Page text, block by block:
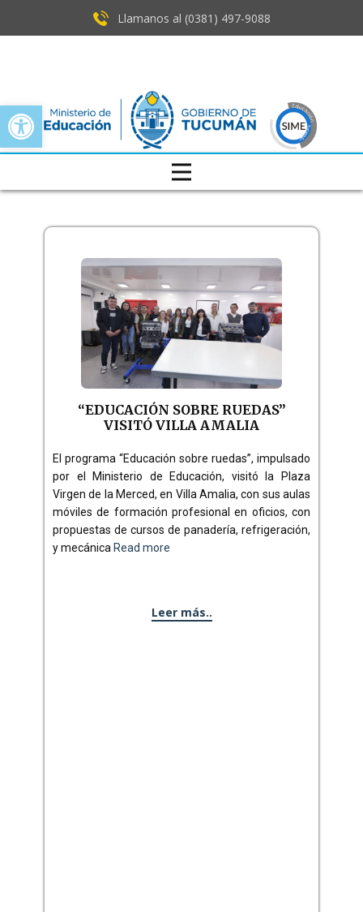
Open toolbar
Llamanos al (0381) ​497-9088
“EDUCACIÓN SOBRE RUEDAS”
VISITÓ VILLA AMALIA
El programa “Educación sobre ruedas”, impulsado
por el Ministerio de Educación, visitó la Plaza
Virgen de la Merced, en Villa Amalia, con sus aulas
móviles de formación profesional en oficios, con
propuestas de cursos de panadería, refrigeración,
y mecánica Read more
Leer más..